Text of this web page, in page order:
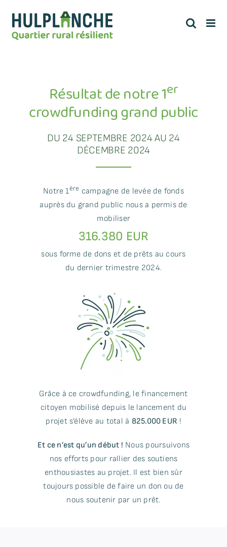
contenu
Résultat de notre 1er
crowdfunding grand public
DU 24 SEPTEMBRE 2024 AU 24
DÉCEMBRE 2024
Notre 1ère campagne de levée de fonds
auprès du grand public nous a permis de
mobiliser
316.380 EUR
sous forme de dons et de prêts au cours
du dernier trimestre 2024.
Grâce à ce crowdfunding, le financement
citoyen mobilisé depuis le lancement du
projet s’élève au total à 825.000 EUR !
Et ce n’est qu’un début ! Nous poursuivons
nos efforts pour rallier des soutiens
enthousiastes au projet. Il est bien sûr
toujours possible de faire un don ou de
nous soutenir par un prêt.